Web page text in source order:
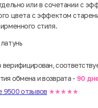
или в сочетании с
цвета с эффектом
стиля.
латунь
верифицирован,
обмена и возврата - 90
9500 отзывов ★★★★★